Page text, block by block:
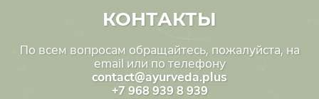
КОНТАКТЫ
По всем вопросам обращайтесь, пожалуйста, на
email или по телефону
contact@ayurveda.plus
+7 968 939 8 939